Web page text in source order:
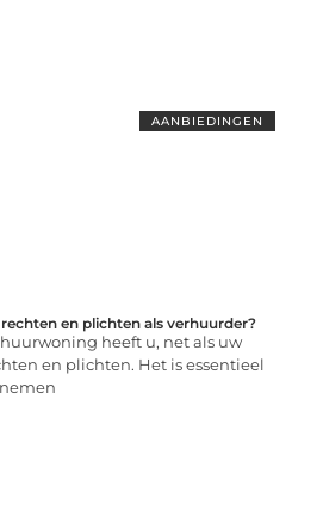
AANBIEDINGEN
en plichten als verhuurder?
heeft u, net als uw
en plichten. Het is essentieel